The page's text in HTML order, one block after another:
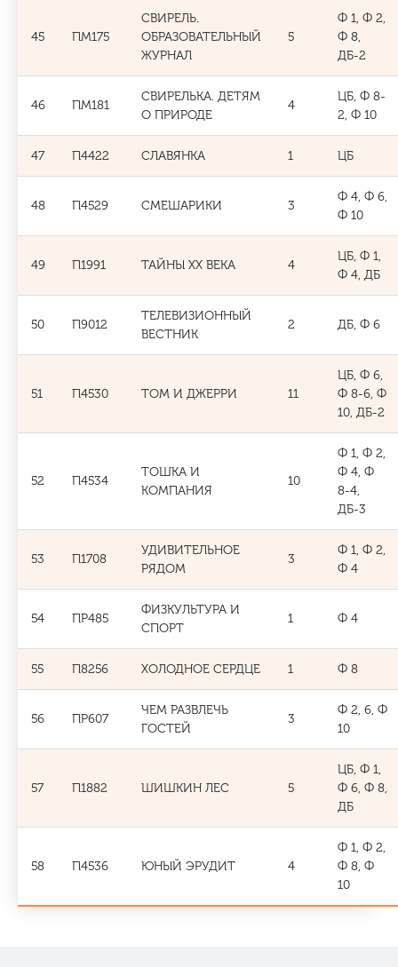
45 ПМ175
СВИРЕЛЬ.
ОБРАЗОВАТЕЛЬНЫЙ
ЖУРНАЛ
5
Ф 1, Ф 2,
Ф 8,
ДБ-2
46 ПМ181
СВИРЕЛЬКА. ДЕТЯМ
О ПРИРОДЕ
4
ЦБ, Ф 8-
2, Ф 10
47 П4422 СЛАВЯНКА 1 ЦБ
48 П4529 СМЕШАРИКИ 3
Ф 4, Ф 6,
Ф 10
49 П1991 ТАЙНЫ ХХ ВЕКА 4
ЦБ, Ф 1,
Ф 4, ДБ
50 П9012
ТЕЛЕВИЗИОННЫЙ
ВЕСТНИК
2 ДБ, Ф 6
51 П4530 ТОМ И ДЖЕРРИ 11
ЦБ, Ф 6,
Ф 8-6, Ф
10, ДБ-2
52 П4534
ТОШКА И
КОМПАНИЯ
10
Ф 1, Ф 2,
Ф 4, Ф
8-4,
ДБ-3
53 П1708
УДИВИТЕЛЬНОЕ
РЯДОМ
3
Ф 1, Ф 2,
Ф 4
54 ПР485
ФИЗКУЛЬТУРА И
СПОРТ
1 Ф 4
55 П8256 ХОЛОДНОЕ СЕРДЦЕ 1 Ф 8
56 ПР607
ЧЕМ РАЗВЛЕЧЬ
ГОСТЕЙ
3
Ф 2, 6, Ф
10
57 П1882 ШИШКИН ЛЕС 5
ЦБ, Ф 1,
Ф 6, Ф 8,
ДБ
58 П4536 ЮНЫЙ ЭРУДИТ 4
Ф 1, Ф 2,
Ф 8, Ф
10